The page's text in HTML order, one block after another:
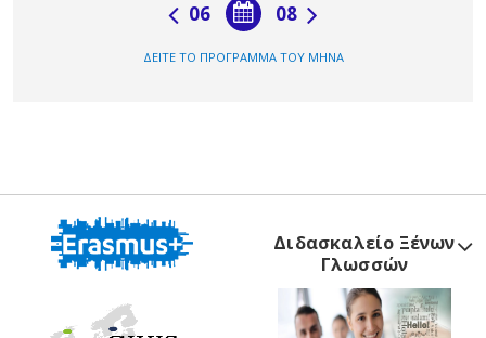
08
06
ΔΕΙΤΕ ΤΟ ΠΡΟΓΡΑΜΜΑ ΤΟΥ ΜΗΝΑ
Διδασκαλείο Ξένων
Γλωσσών